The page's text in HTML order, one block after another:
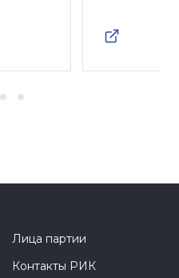
Лица партии
Контакты РИК